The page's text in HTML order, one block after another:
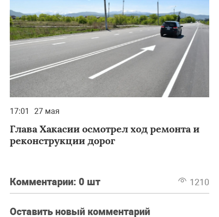
17:01 27 мая
Глава Хакасии осмотрел ход ремонта и
реконструкции дорог
Комментарии: 0 шт 1210
Оставить новый комментарий